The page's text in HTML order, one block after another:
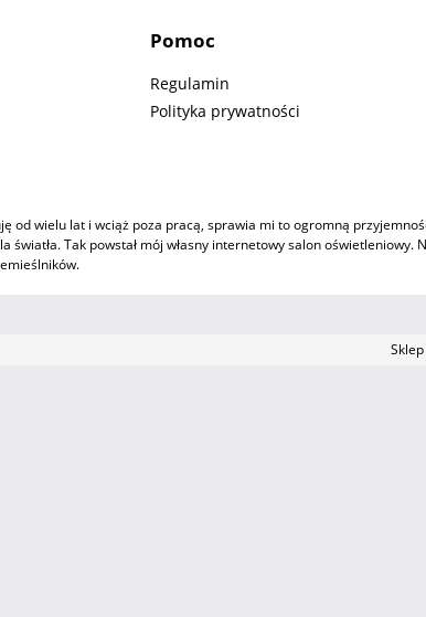
Pomoc
Regulamin
Polityka prywatności
od wielu lat i wciąż poza pracą, sprawia mi to ogromną
światła. Tak powstał mój własny internetowy salon